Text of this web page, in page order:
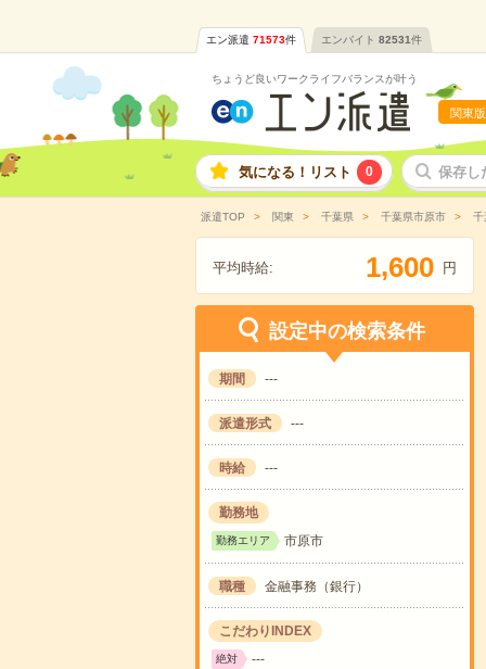
エン派遣 71573件 エンバイト 82531件
ちょうど良いワークライフバランスが叶う
関東版
気になる！リスト 0 保存し
派遣TOP 関東 千葉県 千葉県市原市 千
平均時給: 1,600 円
設定中の検索条件
期間 ---
派遣形式 ---
時給 ---
勤務地
勤務エリア 市原市
職種 金融事務（銀行）
こだわりINDEX
絶対 ---